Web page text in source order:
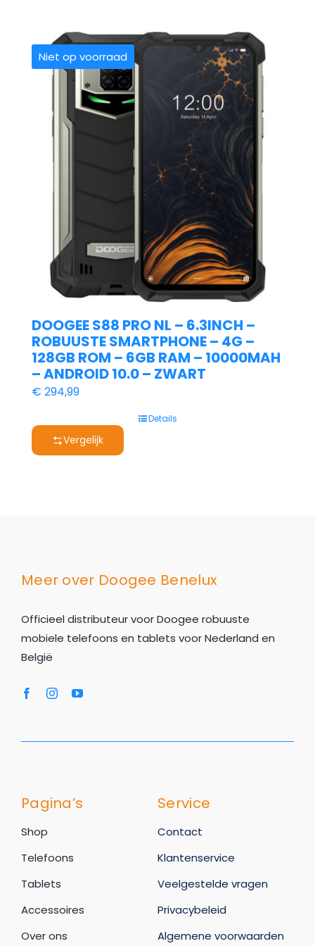
Niet op voorraad
DOOGEE S88 PRO NL – 6.3INCH –
ROBUUSTE SMARTPHONE – 4G –
128GB ROM – 6GB RAM – 10000MAH
– ANDROID 10.0 – ZWART
€ 294,99
Details
Vergelijk
Meer over Doogee Benelux
Officieel distributeur voor Doogee robuuste
mobiele telefoons en tablets voor Nederland en
België
Pagina’s
Shop
Telefoons
Tablets
Accessoires
Over ons
Service
Contact
Klantenservice
Veelgestelde vragen
Privacybeleid
Algemene voorwaarden